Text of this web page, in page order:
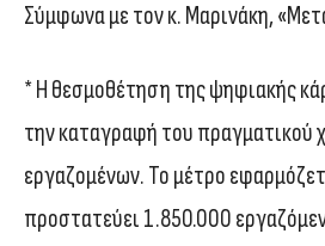
Σύμφωνα με τον κ. Μαρινάκη,
* Η θεσμοθέτηση της ψηφιακής
την καταγραφή του πραγματικού
εργαζομένων. Το μέτρο
προστατεύει 1.850.000